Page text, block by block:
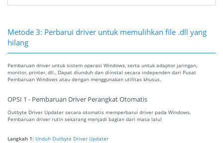
Metode 3: Perbarui driver untuk memulihkan file .dll yang
hilang
Pembaruan driver untuk sistem operasi Windows, serta untuk adaptor jaringan,
monitor, printer, dll., Dapat diunduh dan diinstal secara independen dari Pusat
Pembaruan Windows atau dengan menggunakan utilitas khusus.
OPSI 1 - Pembaruan Driver Perangkat Otomatis
Outbyte Driver Updater secara otomatis memperbarui driver pada Windows.
Pembaruan driver rutin sekarang menjadi bagian dari masa lalu!
Langkah 1: Unduh Outbyte Driver Updater